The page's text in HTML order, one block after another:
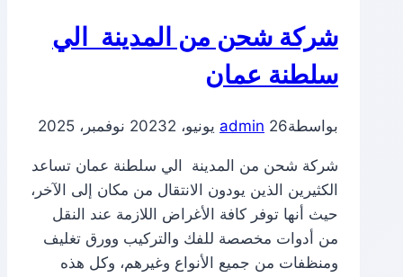
شركة شحن من المدينة الي
سلطنة عمان
بواسطة admin 26 يونيو، 2023 2 نوفمبر، 2025
شركة شحن من المدينة الي سلطنة عمان تساعد
الكثيرين الذين يودون الانتقال من مكان إلى الآخر،
حيث أنها توفر كافة الأغراض اللازمة عند النقل
من أدوات مخصصة للفك والتركيب وورق تغليف
ومنظفات من جميع الأنواع وغيرهم، وكل هذه